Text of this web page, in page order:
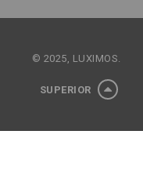
© 2025, LUXIMOS.
SUPERIOR